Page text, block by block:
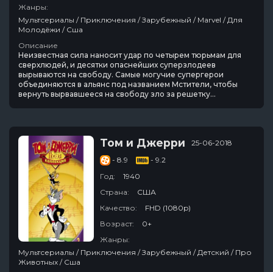
Жанры:
Мультсериалы / Приключения / Зарубежный / Marvel / Для
Молодёжи / Сша
Описание
Неизвестная сила наносит удар по четырем тюрьмам для
сверхлюдей, и десятки опаснейших суперзлодеев
вырываются на свободу. Самые могучие супергерои
объединяются в альянс под названием Мстители, чтобы
вернуть вырвавшееся на свободу зло за решетку...
Том и Джерри
25-06-2018
- 8.9
- 9.2
Год:
1940
Страна:
США
Качество:
FHD (1080p)
Возраст:
0+
Жанры:
Мультсериалы / Приключения / Зарубежный / Детский / Про
Животных / Сша